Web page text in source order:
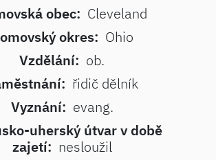
obec: Cleveland
okres: Ohio
Vzdělání: ob.
řidič dělník
Vyznání: evang.
uherský útvar v době
zajetí: nesloužil